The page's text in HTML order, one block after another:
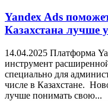
Yandex Ads
Казахстана лучше
14.04.2025 Платформа
инструмент
специально для
числе в Казахстане.
лучше понимать свою...